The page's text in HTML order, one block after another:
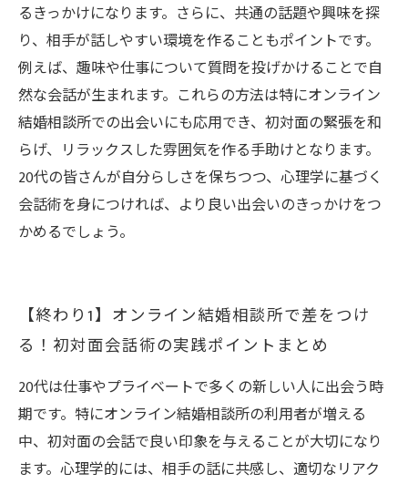
るきっかけになります。さらに、共通の話題や興味を探
り、相手が話しやすい環境を作ることもポイントです。
例えば、趣味や仕事について質問を投げかけることで自
然な会話が生まれます。これらの方法は特にオンライン
結婚相談所での出会いにも応用でき、初対面の緊張を和
らげ、リラックスした雰囲気を作る手助けとなります。
20代の皆さんが自分らしさを保ちつつ、心理学に基づく
会話術を身につければ、より良い出会いのきっかけをつ
かめるでしょう。
【終わり1】オンライン結婚相談所で差をつけ
る！初対面会話術の実践ポイントまとめ
20代は仕事やプライベートで多くの新しい人に出会う時
期です。特にオンライン結婚相談所の利用者が増える
中、初対面の会話で良い印象を与えることが大切になり
ます。心理学的には、相手の話に共感し、適切なリアク